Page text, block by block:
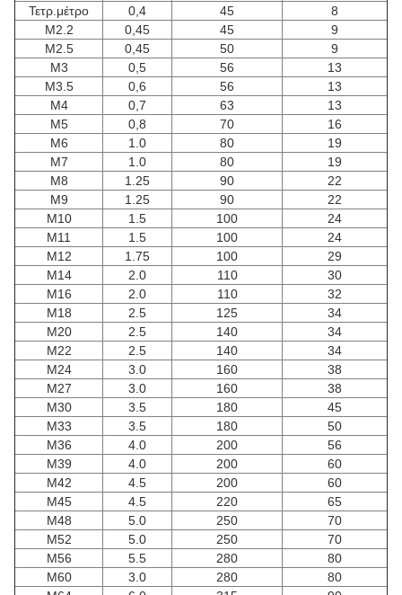
Τετρ.μέτρο 0,4 45
8
M2.2
0,45 45
9
M2.5
0,45 50
9
Μ3
0,5 56
13
M3.5
0,6 56
13
M4
0,7 63
13
M5
0,8 70
16
M6
1.0 80
19
M7
1.0 80
19
M8
1.25 90
22
M9
1.25 90
22
M10
1.5 100
24
M11
1.5 100
24
M12
1.75 100
29
M14
2.0 110
30
M16
2.0 110
32
M18
2.5 125
34
M20
2.5 140
34
M22
2.5 140
34
M24
3.0 160
38
M27
3.0 160
38
M30
3.5 180
45
M33
3.5 180
50
M36
4.0 200
56
M39
4.0 200
60
M42
4.5 200
60
M45
4.5 220
65
M48
5.0 250
70
M52
5.0 250
70
M56
5.5 280
80
M60
3.0 280
80